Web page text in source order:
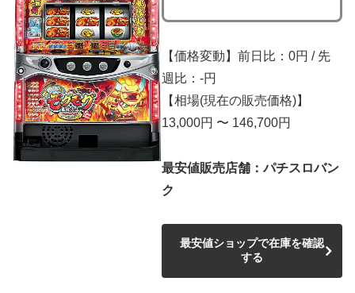
【価格変動】前日比：0円 / 先
週比：-円
【相場(現在の販売価格)】
13,000円 〜 146,700円
最安値販売店舗：パチスロバン
ク
最安値ショップで在庫を確認
する